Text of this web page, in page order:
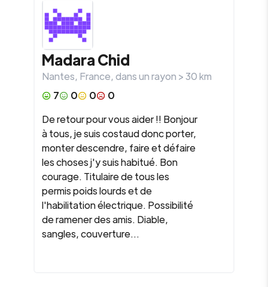
Madara Chid
Nantes, France, dans un rayon >30km
7
0 0
0
De retour pour vous aider !! Bonjour
à tous, je suis costaud donc porter,
monter descendre, faire et défaire
les choses j'y suis habitué. Bon
courage. Titulaire de tous les
permis poids lourds et de
l'habilitation électrique. Possibilité
de ramener des amis. Diable,
sangles, couverture...